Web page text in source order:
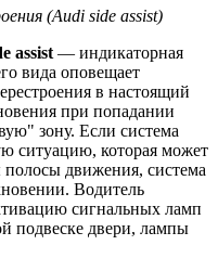
(Audi side assist)
assist — индикаторная
вида оповещает
в настоящий
при попадании
зону. Если система
ситуацию, которая может
движения, система
Водитель
сигнальных ламп
подвеске двери, лампы